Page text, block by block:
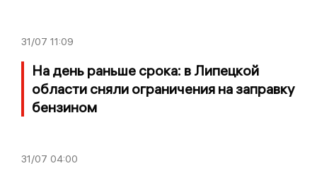
31/07 11:09
На день раньше срока: в Липецкой
области сняли ограничения на заправку
бензином
31/07 04:00